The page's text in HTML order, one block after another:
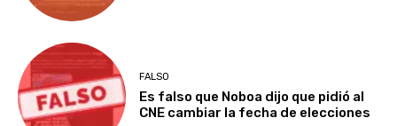
FALSO
Es falso que Noboa dijo que pidió al
CNE cambiar la fecha de elecciones